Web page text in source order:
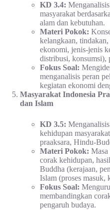
KD 3.4:
masyarakat
alam dan kebutuhan.
Materi Pokok:
kelangkaan,
ekonomi, jenis-jenis
distribusi, konsumsi),
Fokus Soal:
menganalisis peran
kegiatan ekonomi
Masyarakat Indonesia
dan Islam
KD 3.5:
kehidupan
praaksara, Hindu-
Materi Pokok: Masa
corak kehidupan,
Buddha (kerajaan,
Islam (proses masuk,
Fokus Soal:
membandingkan
pengaruh budaya.